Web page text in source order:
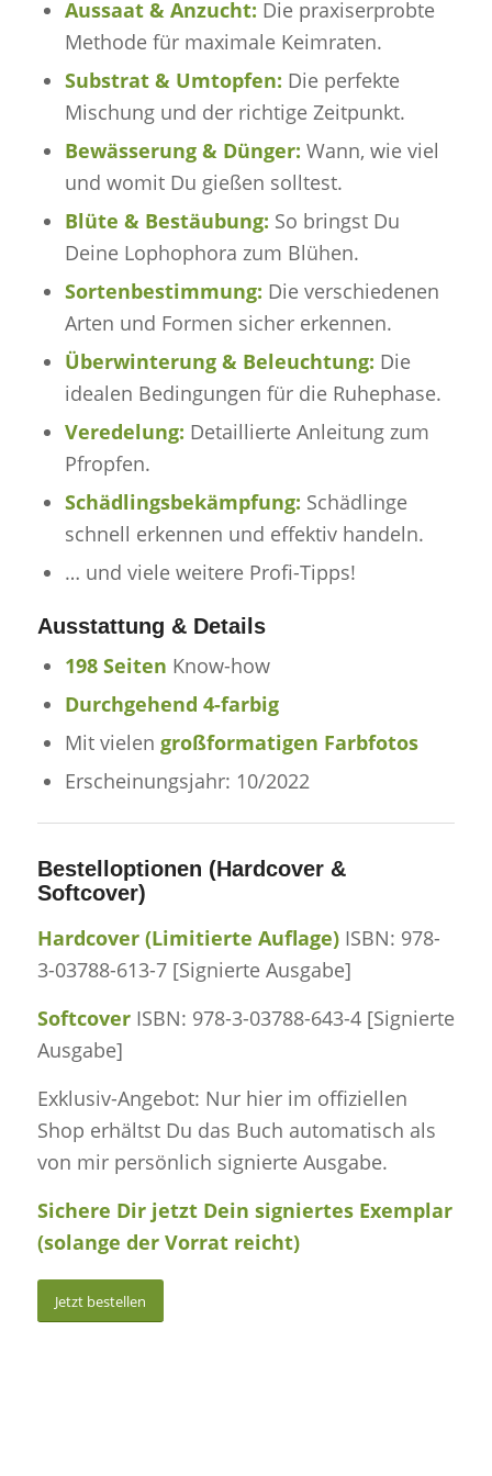
Aussaat & Anzucht: Die praxiserprobte
Methode für maximale Keimraten.
Substrat & Umtopfen: Die perfekte
Mischung und der richtige Zeitpunkt.
Bewässerung & Dünger: Wann, wie viel
und womit Du gießen solltest.
Blüte & Bestäubung: So bringst Du
Deine Lophophora zum Blühen.
Sortenbestimmung: Die verschiedenen
Arten und Formen sicher erkennen.
Überwinterung & Beleuchtung: Die
idealen Bedingungen für die Ruhephase.
Veredelung: Detaillierte Anleitung zum
Pfropfen.
Schädlingsbekämpfung: Schädlinge
schnell erkennen und effektiv handeln.
… und viele weitere Profi-Tipps!
Ausstattung & Details
198 Seiten Know-how
Durchgehend 4-farbig
Mit vielen großformatigen Farbfotos
Erscheinungsjahr: 10/2022
Bestelloptionen (Hardcover &
Softcover)
Hardcover (Limitierte Auflage)ISBN: 978-
3-03788-613-7 [Signierte Ausgabe]
SoftcoverISBN: 978-3-03788-643-4 [Signierte
Ausgabe]
Exklusiv-Angebot: Nur hier im offiziellen
Shop erhältst Du das Buch automatisch als
von mir persönlich signierte Ausgabe.
Sichere Dir jetzt Dein signiertes Exemplar
(solange der Vorrat reicht)
Jetzt bestellen